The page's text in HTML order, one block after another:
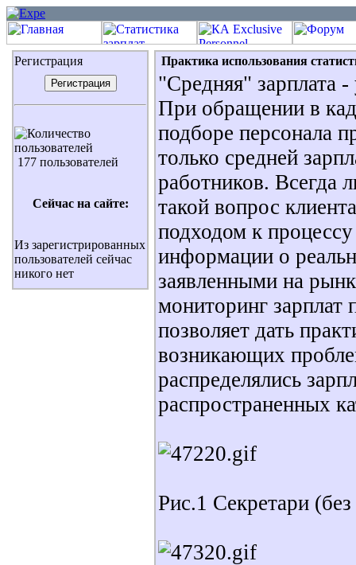
Регистрация
177 пользователей
Сейчас на сайте:
Из зарегистрированных
пользователей сейчас
никого нет
Практика использования
"Средняя" зарплата
При обращении в
подборе персонала
только средней
работников. Всегда
такой вопрос
подходом к
информации о
заявленными на
мониторинг зарплат
позволяет дать
возникающих
распределялись
распространенных
Рис.1 Секретари